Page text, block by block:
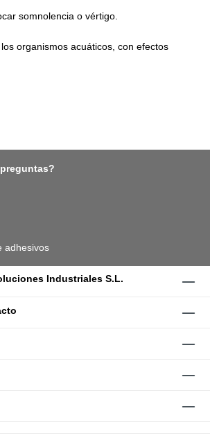
somnolencia o vértigo.
organismos acuáticos, con efectos
adhesivos
Industriales S.L.